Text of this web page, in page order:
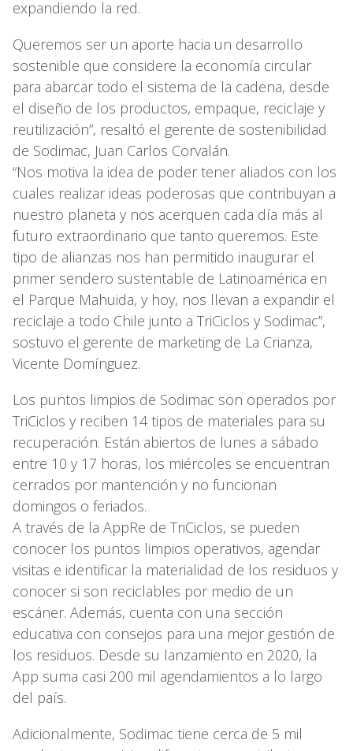
expandiendo la red.
Queremos ser un aporte hacia un desarrollo
sostenible que considere la economía circular
para abarcar todo el sistema de la cadena, desde
el diseño de los productos, empaque, reciclaje y
reutilización”, resaltó el gerente de sostenibilidad
de Sodimac, Juan Carlos Corvalán.
“Nos motiva la idea de poder tener aliados con los
cuales realizar ideas poderosas que contribuyan a
nuestro planeta y nos acerquen cada día más al
futuro extraordinario que tanto queremos. Este
tipo de alianzas nos han permitido inaugurar el
primer sendero sustentable de Latinoamérica en
el Parque Mahuida, y hoy, nos llevan a expandir el
reciclaje a todo Chile junto a TriCiclos y Sodimac”,
sostuvo el gerente de marketing de La Crianza,
Vicente Domínguez.
Los puntos limpios de Sodimac son operados por
TriCiclos y reciben 14 tipos de materiales para su
recuperación. Están abiertos de lunes a sábado
entre 10 y 17 horas, los miércoles se encuentran
cerrados por mantención y no funcionan
domingos o feriados.
A través de la AppRe de TriCiclos, se pueden
conocer los puntos limpios operativos, agendar
visitas e identificar la materialidad de los residuos y
conocer si son reciclables por medio de un
escáner. Además, cuenta con una sección
educativa con consejos para una mejor gestión de
los residuos. Desde su lanzamiento en 2020, la
App suma casi 200 mil agendamientos a lo largo
del país.
Adicionalmente, Sodimac tiene cerca de 5 mil